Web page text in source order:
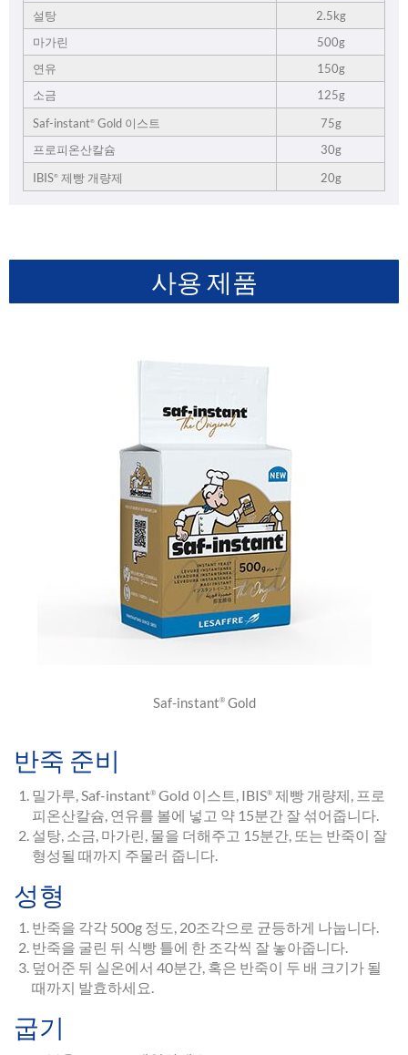
설탕
2.5kg
마가린
500g
연유
150g
소금
125g
Saf-instant® Gold 이스트
75g
프로피온산칼슘
30g
IBIS® 제빵 개량제 20g
사용 제품
Saf-instant®Gold
반죽 준비
밀가루, Saf-instant® Gold 이스트, IBIS® 제빵 개량제, 프로
피온산칼슘, 연유를 볼에 넣고 약 15분간 잘 섞어줍니다.
설탕, 소금, 마가린, 물을 더해주고 15분간, 또는 반죽이 잘
형성될 때까지 주물러 줍니다.
성형
반죽을 각각 500g 정도, 20조각으로 균등하게 나눕니다.
반죽을 굴린 뒤 식빵 틀에 한 조각씩 잘 놓아줍니다.
덮어준 뒤 실온에서 40분간, 혹은 반죽이 두 배 크기가 될
때까지 발효하세요.
굽기